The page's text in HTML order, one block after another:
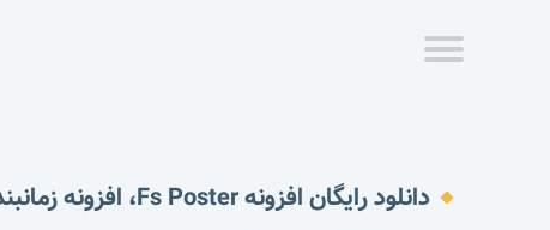
دانلود رایگان افزونه Fs Poster، افزونه زمانبندی وردپرس اف اس پوستر